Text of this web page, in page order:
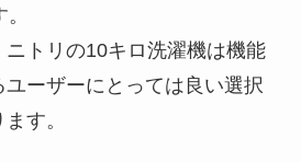
ニトリの10キロ洗濯機は機能
ーザーにとっては良い選択
す。